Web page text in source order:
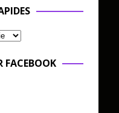
FACEBOOK